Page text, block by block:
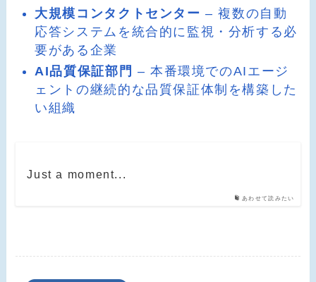
大規模コンタクトセンター – 複数の自動
応答システムを統合的に監視・分析する必
要がある企業
AI品質保証部門 – 本番環境でのAIエージ
ェントの継続的な品質保証体制を構築した
い組織
あわせて読みたい
Just a moment...